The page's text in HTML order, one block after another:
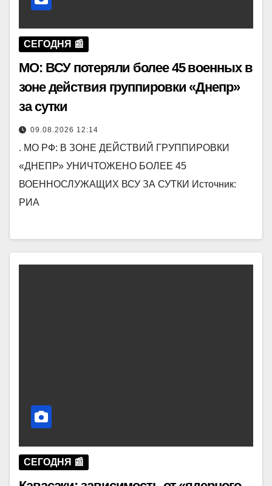
СЕГОДНЯ 📰
МО: ВСУ потеряли более 45 военных в
зоне действия группировки «Днепр»
за сутки
09.08.2026 12:14
. МО РФ: В ЗОНЕ ДЕЙСТВИЙ ГРУППИРОВКИ
«ДНЕПР» УНИЧТОЖЕНО БОЛЕЕ 45
ВОЕННОСЛУЖАЩИХ ВСУ ЗА СУТКИ Источник:
РИА
СЕГОДНЯ 📰